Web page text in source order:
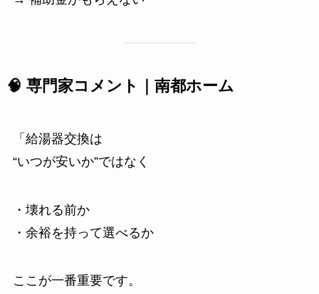
🧠 専門家コメント｜南都ホーム
「給湯器交換は
“いつが安いか”ではなく
・壊れる前か
・余裕を持って選べるか
ここが一番重要です。